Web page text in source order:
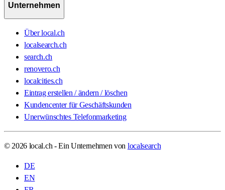
Unternehmen
Über local.ch
localsearch.ch
search.ch
renovero.ch
localcities.ch
Eintrag erstellen / ändern / löschen
Kundencenter für Geschäftskunden
Unerwünschtes Telefonmarketing
© 2026 local.ch - Ein Unternehmen von localsearch
DE
EN